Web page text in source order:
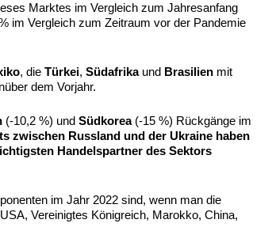
Marktes im Vergleich zum Jahresanfang
im Vergleich zum Zeitraum vor der Pandemie
, dieTürkei,Südafrika und Brasilien mit
dem Vorjahr.
(-10,2 %) undSüdkorea(-15 %) Rückgänge im
zwischen Russland und der Ukraine haben
Handelspartner des Sektors
im Jahr 2022 sind, wenn man die
Vereinigtes Königreich, Marokko, China,